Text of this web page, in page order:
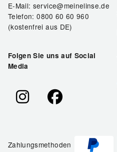
E-Mail: service@meinelinse.de
Telefon: 0800 60 60 960
(kostenfrei aus DE)
Folgen Sie uns auf Social
Media
Zahlungsmethoden